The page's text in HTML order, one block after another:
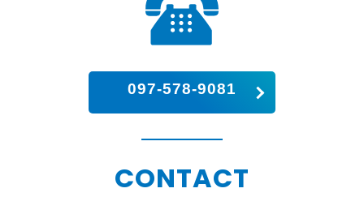
097-578-9081
CONTACT